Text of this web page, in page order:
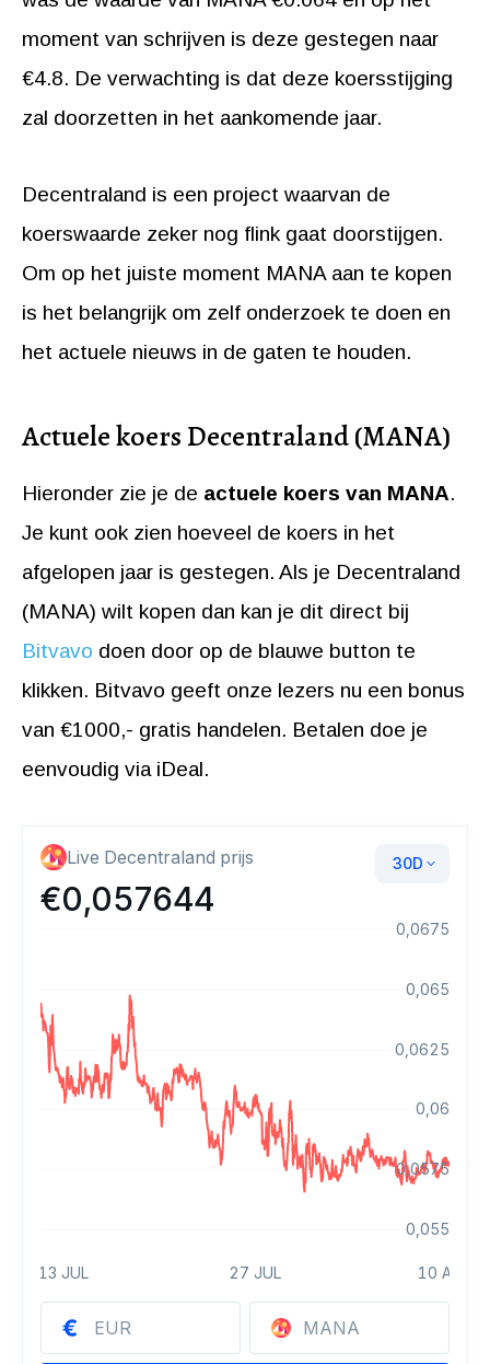
moment van schrijven is deze gestegen naar
€4.8. De verwachting is dat deze koersstijging
zal doorzetten in het aankomende jaar.
Decentraland is een project waarvan de
koerswaarde zeker nog flink gaat doorstijgen.
Om op het juiste moment MANA aan te kopen
is het belangrijk om zelf onderzoek te doen en
het actuele nieuws in de gaten te houden.
Actuele koers Decentraland (MANA)
Hieronder zie je de actuele koers van MANA.
Je kunt ook zien hoeveel de koers in het
afgelopen jaar is gestegen. Als je Decentraland
(MANA) wilt kopen dan kan je dit direct bij
Bitvavo doen door op de blauwe button te
klikken. Bitvavo geeft onze lezers nu een bonus
van €1000,- gratis handelen. Betalen doe je
eenvoudig via iDeal.